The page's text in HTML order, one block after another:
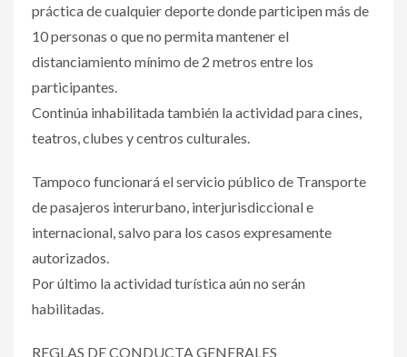
práctica de cualquier deporte donde participen más de
10 personas o que no permita mantener el
distanciamiento mínimo de 2 metros entre los
participantes.
Continúa inhabilitada también la actividad para cines,
teatros, clubes y centros culturales.
Tampoco funcionará el servicio público de Transporte
de pasajeros interurbano, interjurisdiccional e
internacional, salvo para los casos expresamente
autorizados.
Por último la actividad turística aún no serán
habilitadas.
REGLAS DE CONDUCTA GENERALES